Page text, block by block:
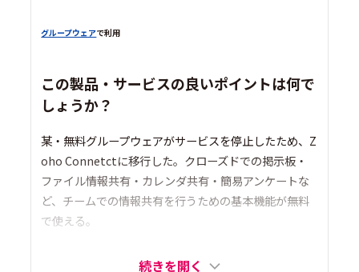
グループウェアで利用
この製品・サービスの良いポイントは何で
しょうか？
某・無料グループウェアがサービスを停止したため、Z
oho Connetctに移行した。クローズドでの掲示板・
ファイル情報共有・カレンダ共有・簡易アンケートな
ど、チームでの情報共有を行うための基本機能が無料
で使える。
続きを開く